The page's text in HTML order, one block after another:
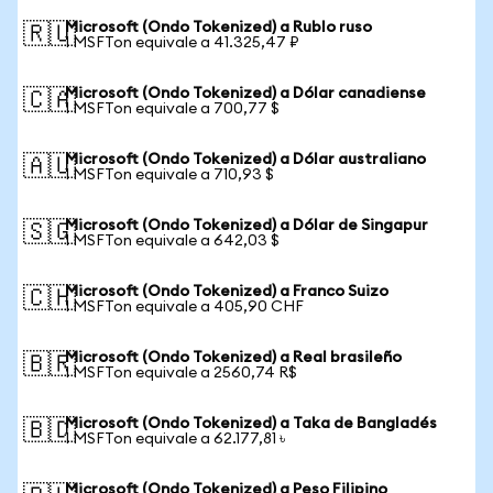
🇷🇺Microsoft (Ondo Tokenized) a Rublo ruso
1 MSFTon equivale a 41.325,47 ₽
🇨🇦Microsoft (Ondo Tokenized) a Dólar canadiense
1 MSFTon equivale a 700,77 $
🇦🇺Microsoft (Ondo Tokenized) a Dólar australiano
1 MSFTon equivale a 710,93 $
🇸🇬Microsoft (Ondo Tokenized) a Dólar de Singapur
1 MSFTon equivale a 642,03 $
🇨🇭Microsoft (Ondo Tokenized) a Franco Suizo
1 MSFTon equivale a 405,90 CHF
🇧🇷Microsoft (Ondo Tokenized) a Real brasileño
1 MSFTon equivale a 2560,74 R$
🇧🇩Microsoft (Ondo Tokenized) a Taka de Bangladés
1 MSFTon equivale a 62.177,81 ৳
Microsoft (Ondo Tokenized) a Peso Filipino